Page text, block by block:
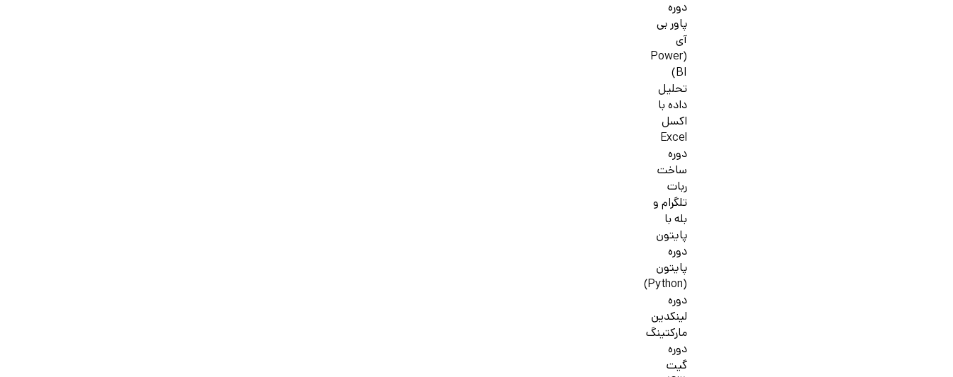
دوره
پاور بی
آی
(Power
BI)
تحلیل
داده با
اکسل
Excel
دوره
ساخت
ربات
تلگرام و
بله با
پایتون
دوره
پایتون
(Python)
دوره
لینکدین
مارکتینگ
دوره
گیت